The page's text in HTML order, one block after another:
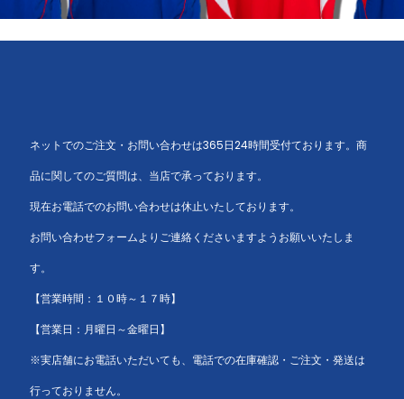
ネットでのご注文・お問い合わせは365日24時間受付ております。商
品に関してのご質問は、当店で承っております。
現在お電話でのお問い合わせは休止いたしております。
お問い合わせフォームよりご連絡くださいますようお願いいたしま
す。
【営業時間：１０時～１７時】
【営業日：月曜日～金曜日】
※実店舗にお電話いただいても、電話での在庫確認・ご注文・発送は
行っておりません。